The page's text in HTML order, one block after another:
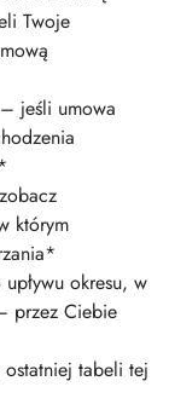
Twoje
jeśli umowa
którym
okresu, w
przez Ciebie
tabeli tej